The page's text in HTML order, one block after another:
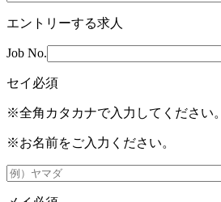
エントリーする求人
Job No.
セイ 必須
※全角カタカナで入力してください。
※お名前をご入力ください。